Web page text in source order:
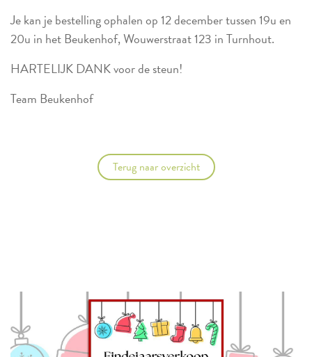
Je kan je bestelling ophalen op 12 december tussen 19u en
20u in het Beukenhof, Wouwerstraat 123 in Turnhout.
HARTELIJK DANK voor de steun!
Team Beukenhof
Terug naar overzicht